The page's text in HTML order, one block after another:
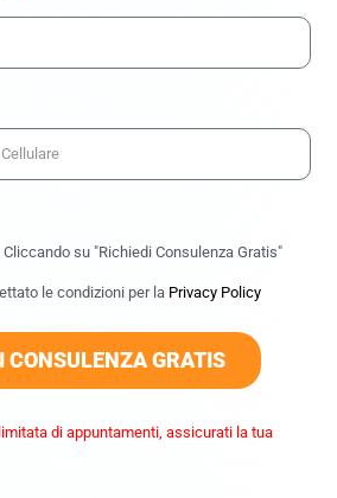
su "Richiedi Consulenza Gratis"
le condizioni per la Privacy Policy
CONSULENZA GRATIS
di appuntamenti, assicurati la tua